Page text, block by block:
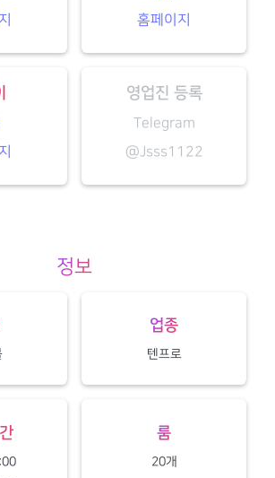
홈페이지
영업진 등록
Telegram
@Jsss1122
정보
업종
텐프로
룸
20개